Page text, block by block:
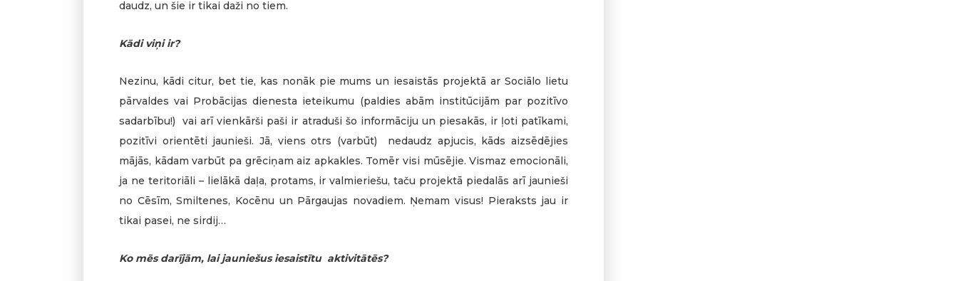
daudz, un šie ir tikai daži no tiem.
Kādi viņi ir?
Nezinu, kādi citur, bet tie, kas nonāk pie mums un iesaistās projektā ar Sociālo lietu
pārvaldes vai Probācijas dienesta ieteikumu (paldies abām institūcijām par pozitīvo
sadarbību!) vai arī vienkārši paši ir atraduši šo informāciju un piesakās, ir ļoti patīkami,
pozitīvi orientēti jaunieši. Jā, viens otrs (varbūt) nedaudz apjucis, kāds aizsēdējies
mājās, kādam varbūt pa grēciņam aiz apkakles. Tomēr visi mūsējie. Vismaz emocionāli,
ja ne teritoriāli – lielākā daļa, protams, ir valmieriešu, taču projektā piedalās arī jaunieši
no Cēsīm, Smiltenes, Kocēnu un Pārgaujas novadiem. Ņemam visus! Pieraksts jau ir
tikai pasei, ne sirdij…
Ko mēs darījām, lai jauniešus iesaistītu aktivitātēs?